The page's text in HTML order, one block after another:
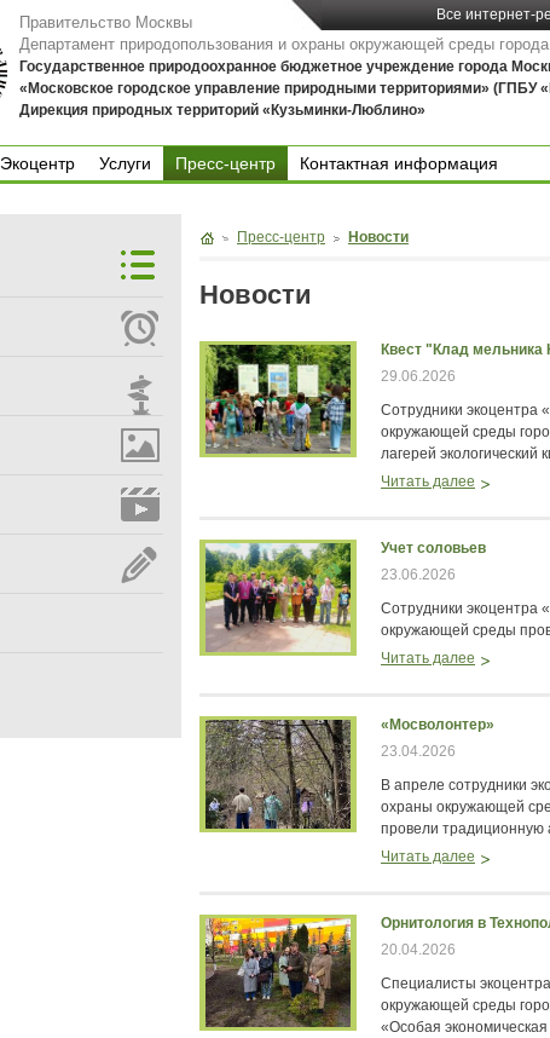
Все интернет-
Правительство Москвы
Департамент природопользования и охраны окружающей среды
Государственное природоохранное бюджетное учреждение города
«Московское городское управление природными территориями» (ГПБУ
Дирекция природных территорий «Кузьминки-Люблино»
Экоцентр
Услуги
Пресс-центр
Контактная информация
Пресс-центр Новости
Новости
Квест "Клад мельника
29.06.2026
Сотрудники экоцентра
окружающей среды
лагерей экологический
Читать далее
Учет соловьев
23.06.2026
Сотрудники экоцентра
окружающей среды
Читать далее
«Мосволонтер»
23.04.2026
В апреле сотрудники
охраны окружающей
провели традиционную
Читать далее
Орнитология в
20.04.2026
Специалисты
окружающей среды
«Особая